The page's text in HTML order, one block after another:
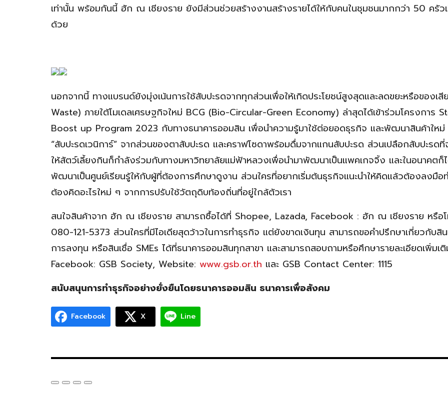
เท่านั้น พร้อมกันนี้ ฮัก ณ เชียงราย ยังมีส่วนช่วยสร้างงานสร้างรายได้ให้กับคนในชุมชนมากกว่า 50 ครัว
ด้วย
นอกจากนี้ ทางแบรนด์ยังมุ่งเน้นการใช้สับปะรดจากทุกส่วนเพื่อให้เกิดประโยชน์สูงสุดและลดขยะหรือของเ
Waste) ภายใต้โมเดลเศรษฐกิจใหม่ BCG (Bio-Circular-Green Economy) ล่าสุดได้เข้าร่วมโครงการ
Boost up Program 2023 กับทางธนาคารออมสิน เพื่อนำความรู้มาใช้ต่อยอดธุรกิจ และพัฒนาสินค้าใหม่
“สับปะรดเวนิการ์” จากส่วนของตาสับปะรด และคราฟโซดาพร้อมดื่มจากแกนสับปะรด ส่วนเปลือกสับปะรดที่
ให้สัตว์เลี้ยงกินก็กำลังร่วมกับทางมหาวิทยาลัยแม่ฟ้าหลวงเพื่อนำมาพัฒนาเป็นแพคเกจจิ้ง และในอนาคตก็
พัฒนาเป็นศูนย์เรียนรู้ให้กับผู้ที่ต้องการศึกษาดูงาน ส่วนใครที่อยากเริ่มต้นธุรกิจแนะนำให้คิดแล้วต้องลงมือ
ต้องคิดอะไรใหม่ ๆ จากการปรับใช้วัตถุดิบท้องถิ่นที่อยู่ใกล้ตัวเรา
สนใจสินค้าจาก ฮัก ณ เชียงราย สามารถซื้อได้ที่ Shopee, Lazada, Facebook : ฮัก ณ เชียงราย หรือ
080-121-5373 ส่วนใครที่มีไอเดียสุดว้าวในการทำธุรกิจ แต่ยังขาดเงินทุน สามารถขอคำปรึกษาเกี่ยวกับสิน
การลงทุน หรือสินเชื่อ SMEs ได้ที่ธนาคารออมสินทุกสาขา และสามารถสอบถามหรือศึกษารายละเอียดเพิ่มเ
Facebook: GSB Society, Website: www.gsb.or.th และ GSB Contact Center: 1115
สนับสนุนการทำธุรกิจอย่างยั่งยืนโดยธนาคารออมสิน ธนาคารเพื่อสังคม
Facebook X Line